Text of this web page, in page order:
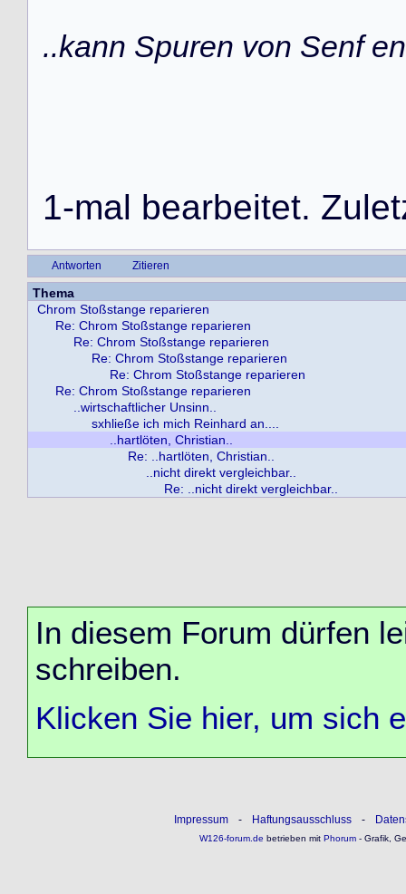
..kann Spuren von Senf
1-mal bearbeitet. Zulet
Antworten Zitieren
Thema
Chrom Stoßstange reparieren
Re: Chrom Stoßstange reparieren
Re: Chrom Stoßstange reparieren
Re: Chrom Stoßstange reparieren
Re: Chrom Stoßstange reparieren
Re: Chrom Stoßstange reparieren
..wirtschaftlicher Unsinn..
sxhließe ich mich Reinhard an....
..hartlöten, Christian..
Re: ..hartlöten, Christian..
..nicht direkt vergleichbar..
Re: ..nicht direkt vergleichbar..
In diesem Forum dürfen
schreiben.
Klicken Sie hier, um sich
Impressum - Haftungsausschluss -
W126-forum.de betrieben mitPhorum- Grafik,